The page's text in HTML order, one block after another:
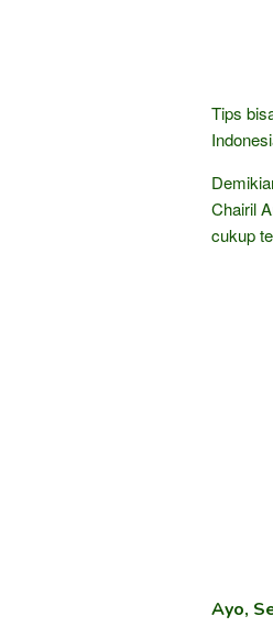
Tips
Chairil
cukup
Ayo,